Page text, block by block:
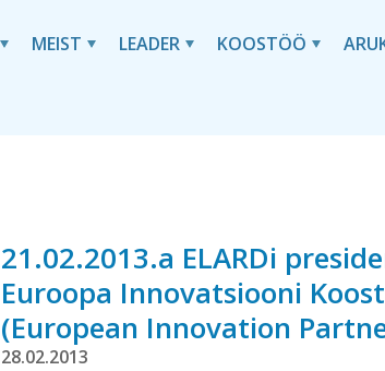
MEIST LEADER KOOSTÖÖ
21.02.2013.a ELARDi
Euroopa Innovatsiooni
(European Innovation
28.02.2013